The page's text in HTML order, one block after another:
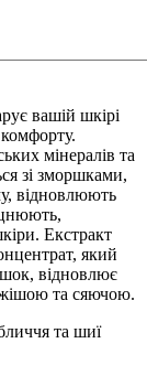
вашій шкірі
мінералів та
зі зморшками,
відновлюють
Екстракт
який
відновлює
та сяючою.
та шиї